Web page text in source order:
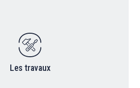
Les travaux